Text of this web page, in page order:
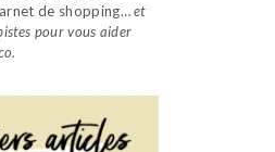
de shopping…et
pour vous aider